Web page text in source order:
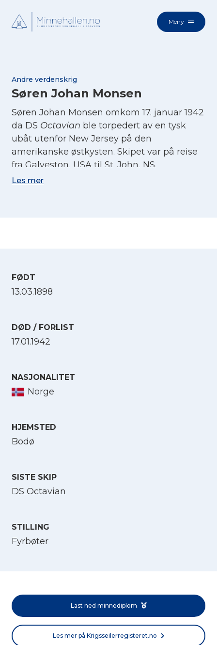
Meny
Andre verdenskrig
Søren Johan Monsen
Søren Johan Monsen omkom 17. januar 1942
da DS Octavian ble torpedert av en tysk
ubåt utenfor New Jersey på den
amerikanske østkysten. Skipet var på reise
fra Galveston, USA til St. John, NS.
Les mer
FØDT
13.03.1898
DØD / FORLIST
17.01.1942
NASJONALITET
Norge
HJEMSTED
Bodø
SISTE SKIP
DS Octavian
STILLING
Fyrbøter
Last ned minnediplom
Les mer på Krigsseilerregisteret.no
Norsk bokmål